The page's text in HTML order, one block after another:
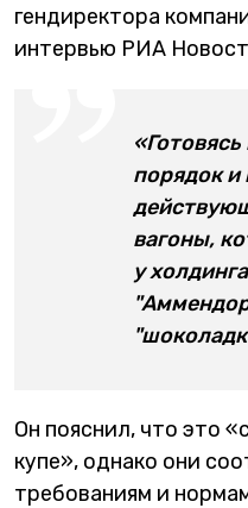
гендиректора
интервью РИА
порядок и
вагоны,
у
Он пояснил, что это
купе», однако они
требованиям и